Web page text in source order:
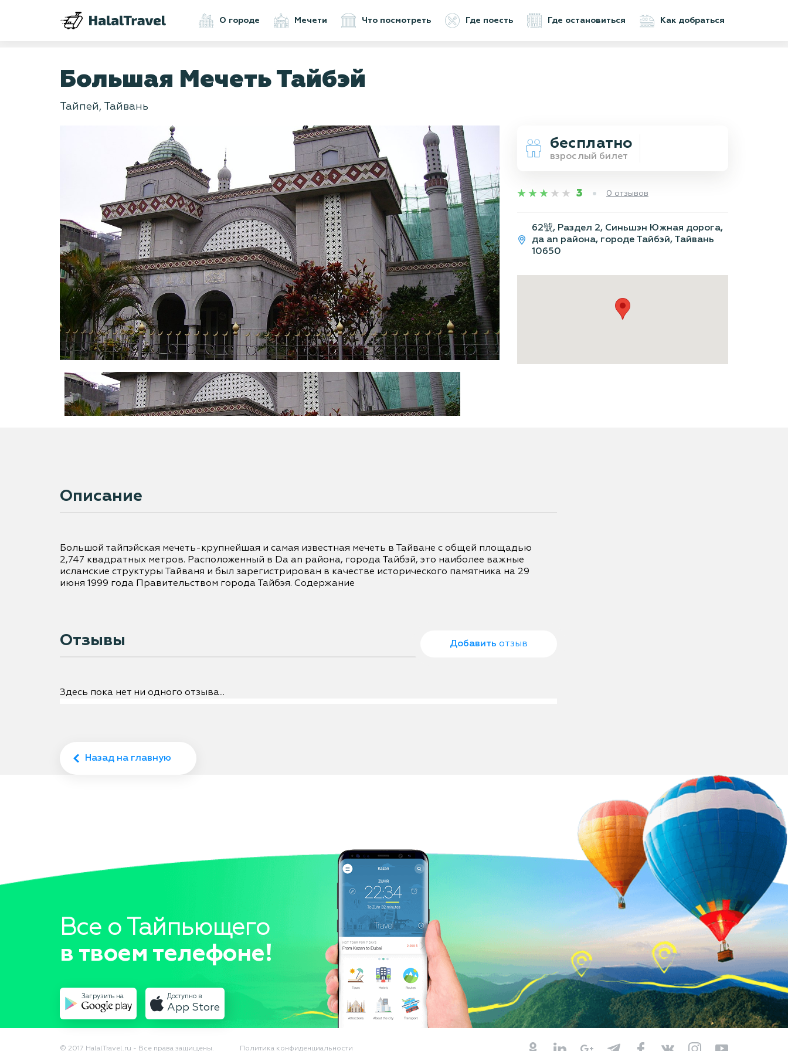
О городе Мечети Что посмотреть Где поесть Где остановиться Как добраться
Большая Мечеть Тайбэй
Тайпей, Тайвань
бесплатно
взрослый билет
3 0 отзывов
62號, Раздел 2, Синьшэн Южная дорога,
да an района, городе Тайбэй, Тайвань
10650
Описание
Большой тайпэйская мечеть-крупнейшая и самая известная мечеть в Тайване с общей площадью
2,747 квадратных метров. Расположенный в Da an района, города Тайбэй, это наиболее важные
исламские структуры Тайваня и был зарегистрирован в качестве исторического памятника на 29
июня 1999 года Правительством города Тайбэя. Содержание
Отзывы Добавить отзыв
Здесь пока нет ни одного отзыва...
Назад на главную
Все о Тайпьющего
в твоем телефоне!
Загрузить на Доступно в
App Store
© 2017 HalalTravel.ru - Все права защищены. Политика конфиденциальности